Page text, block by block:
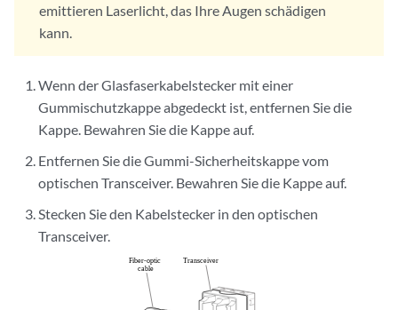
emittieren Laserlicht, das Ihre Augen schädigen
kann.
Wenn der Glasfaserkabelstecker mit einer
Gummischutzkappe abgedeckt ist, entfernen Sie die
Kappe. Bewahren Sie die Kappe auf.
Entfernen Sie die Gummi-Sicherheitskappe vom
optischen Transceiver. Bewahren Sie die Kappe auf.
Stecken Sie den Kabelstecker in den optischen
Transceiver.